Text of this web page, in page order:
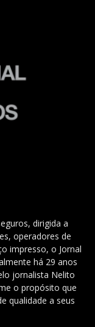
dirigida a
operadores de
impresso, o Jornal
há 29 anos
jornalista Nelito
o propósito que
qualidade a seus